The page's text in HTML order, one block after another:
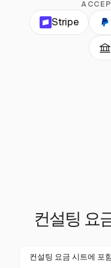
Stripe
컨설팅 요
컨설팅 요금 시트에 포